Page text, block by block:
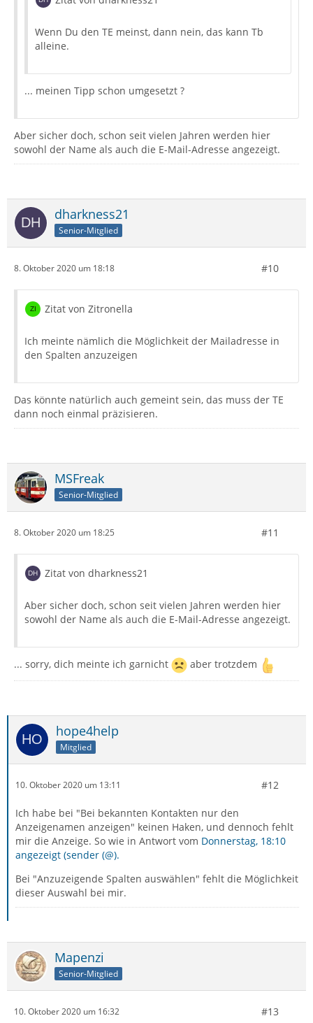
Wenn Du den TE meinst, dann nein, das kann Tb
alleine.
... meinen Tipp schon umgesetzt ?
Aber sicher doch, schon seit vielen Jahren werden hier
sowohl der Name als auch die E-Mail-Adresse angezeigt.
dharkness21
Senior-Mitglied
8. Oktober 2020 um 18:18 #10
Zitat von Zitronella
Ich meinte nämlich die Möglichkeit der Mailadresse in
den Spalten anzuzeigen
Das könnte natürlich auch gemeint sein, das muss der TE
dann noch einmal präzisieren.
MSFreak
Senior-Mitglied
8. Oktober 2020 um 18:25 #11
Zitat von dharkness21
Aber sicher doch, schon seit vielen Jahren werden hier
sowohl der Name als auch die E-Mail-Adresse angezeigt.
... sorry, dich meinte ich garnicht aber trotzdem
hope4help
Mitglied
10. Oktober 2020 um 13:11 #12
Ich habe bei "Bei bekannten Kontakten nur den
Anzeigenamen anzeigen" keinen Haken, und dennoch fehlt
mir die Anzeige. So wie in Antwort vom Donnerstag, 18:10
angezeigt (sender (@).
Bei "Anzuzeigende Spalten auswählen" fehlt die Möglichkeit
dieser Auswahl bei mir.
Mapenzi
Senior-Mitglied
10. Oktober 2020 um 16:32 #13